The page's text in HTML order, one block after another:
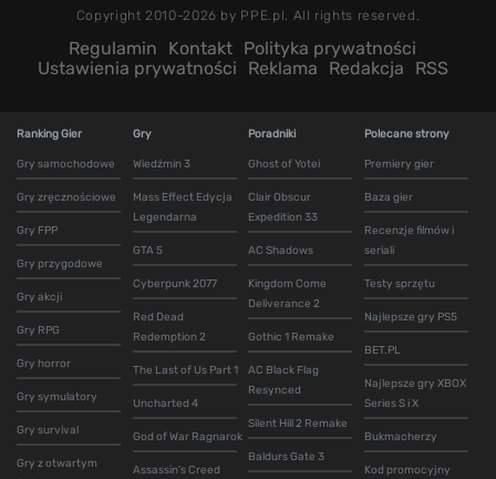
Copyright 2010-2026 by PPE.pl. All rights reserved.
Regulamin Kontakt Polityka prywatności
Ustawienia prywatności
Reklama Redakcja RSS
Ranking Gier
Gry samochodowe
Gry zręcznościowe
Gry FPP
Gry przygodowe
Gry akcji
Gry RPG
Gry horror
Gry symulatory
Gry survival
Gry z otwartym
Gry
Wiedźmin 3
Mass Effect Edycja
Legendarna
GTA 5
Cyberpunk 2077
Red Dead
Redemption 2
The Last of Us Part 1
Uncharted 4
God of War Ragnarok
Assassin's Creed
Poradniki
Ghost of Yotei
Clair Obscur
Expedition 33
AC Shadows
Kingdom Come
Deliverance 2
Gothic 1 Remake
AC Black Flag
Resynced
Silent Hill 2 Remake
Baldurs Gate 3
Polecane strony
Premiery gier
Baza gier
Recenzje filmów i
seriali
Testy sprzętu
Najlepsze gry PS5
BET.PL
Najlepsze gry XBOX
Series S i X
Bukmacherzy
Kod promocyjny